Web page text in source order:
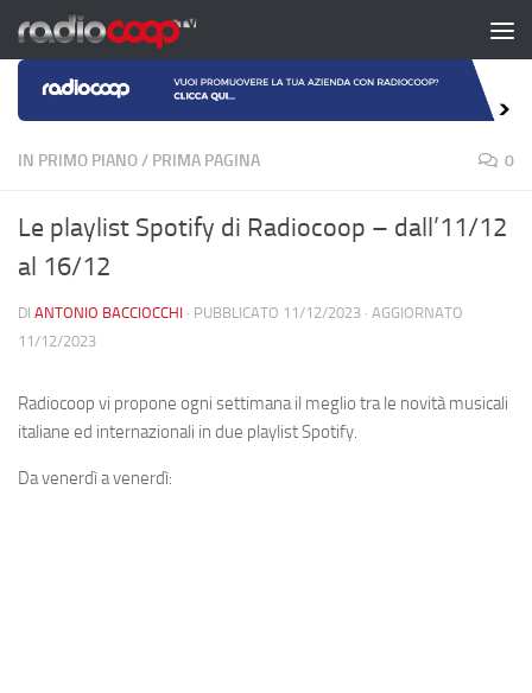
Salta al contenuto
IN PRIMO PIANO/ PRIMA PAGINA 0
Le playlist Spotify di Radiocoop – dall’11/12
al 16/12
DI ANTONIO BACCIOCCHI · PUBBLICATO 11/12/2023 · AGGIORNATO
11/12/2023
Radiocoop vi propone ogni settimana il meglio tra le novità musicali
italiane ed internazionali in due playlist Spotify.
Da venerdì a venerdì: